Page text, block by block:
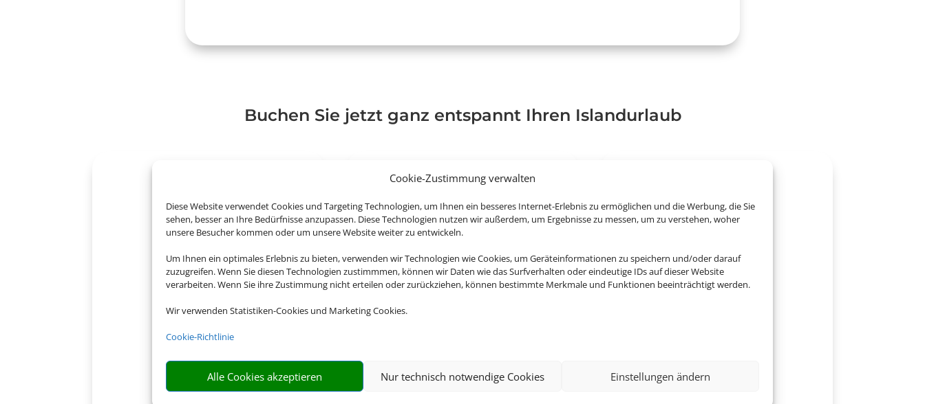
Cookie-Zustimmung verwalten
Diese Website verwendet Cookies und Targeting Technologien, um Ihnen ein besseres Internet-Erlebnis zu ermöglichen und die Werbung, die Sie
sehen, besser an Ihre Bedürfnisse anzupassen. Diese Technologien nutzen wir außerdem, um Ergebnisse zu messen, um zu verstehen, woher
unsere Besucher kommen oder um unsere Website weiter zu entwickeln.
Um Ihnen ein optimales Erlebnis zu bieten, verwenden wir Technologien wie Cookies, um Geräteinformationen zu speichern und/oder darauf
zuzugreifen. Wenn Sie diesen Technologien zustimmmen, können wir Daten wie das Surfverhalten oder eindeutige IDs auf dieser Website
verarbeiten. Wenn Sie ihre Zustimmung nicht erteilen oder zurückziehen, können bestimmte Merkmale und Funktionen beeinträchtigt werden.
Wir verwenden Statistiken-Cookies und Marketing Cookies.
Cookie-Richtlinie
Alle Cookies akzeptieren Nur technisch notwendige Cookies Einstellungen ändern
​Buchen Sie jetzt ganz entspannt Ihren Islandurlaub